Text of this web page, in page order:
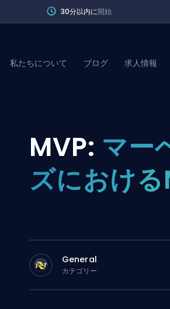
30分以内に開始
Division Boost
Teammate
私たちについて ブログ 求人情報
MVP: マー
ズにおけ
General
カテゴリー